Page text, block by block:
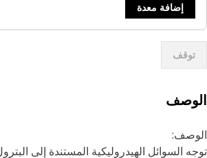
إضافة معدة
توقف
السوائل الهيدروليكية المستندة إلى البترول